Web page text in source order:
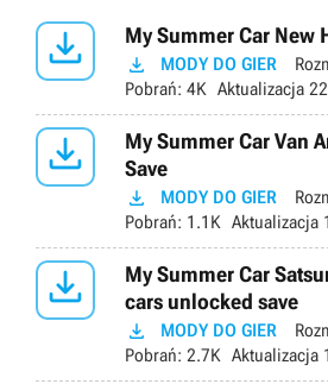
 My Summer Car New
 MODY DO GIER
Pobrań: 4K Aktualizacja

My Summer Car Van
Save
 MODY DO GIER
Pobrań: 1.1K Aktualizacja

My Summer Car
cars unlocked save
 MODY DO GIER
Pobrań: 2.7K Aktualizacja